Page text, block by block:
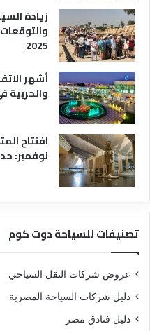
2025
أشهر
والحربية
افتتاح
نوفمبر:
تصنيفات للسياحة دوت كوم
عروض شركات النقل السياحي
دليل شركات السياحة المصرية
دليل فنادق مصر